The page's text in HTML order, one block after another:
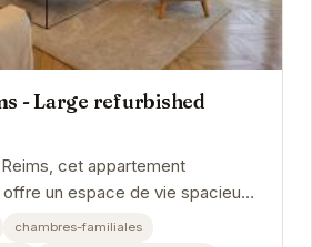
- Large refurbished
cet appartement
un espace de vie spacieux
pour les familles ou les
chambres-familiales